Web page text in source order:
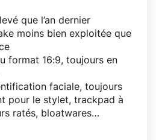
que l’an dernier
moins bien exploitée que
format 16:9, toujours en
faciale, toujours
pour le stylet, trackpad à
ratés, bloatwares…